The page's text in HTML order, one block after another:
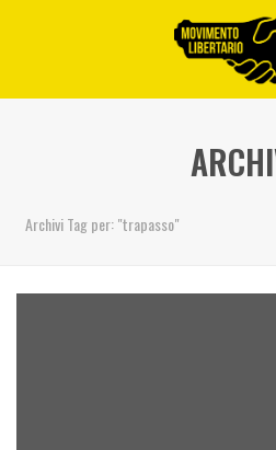
Archivi Tag per: "trapasso"